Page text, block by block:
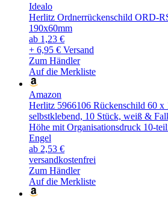
Idealo
Herlitz Ordnerrückenschild ORD-
190x60mm
ab 1,23 €
+ 6,95 € Versand
Zum Händler
Auf die Merkliste
Amazon
Herlitz 5966106 Rückenschild 60 x
selbstklebend, 10 Stück, weiß &
Höhe mit Organisationsdruck 10-
Engel
ab 2,53 €
versandkostenfrei
Zum Händler
Auf die Merkliste